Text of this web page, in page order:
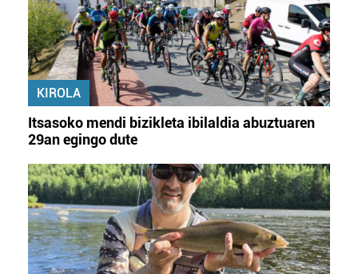
KIROLA
Itsasoko mendi bizikleta ibilaldia abuztuaren
29an egingo dute